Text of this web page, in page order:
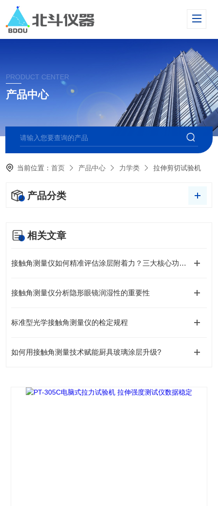
PRODUCT CENTER
产品中心
当前位置：首页 产品中心 力学类 拉伸剪切试验机
产品分类
相关文章
接触角测量仪如何精准评估涂层附着力？三大核心功能详解
接触角测量仪分析隐形眼镜润湿性的重要性
标准型光学接触角测量仪的检定规程
如何用接触角测量技术赋能厨具玻璃涂层升级?